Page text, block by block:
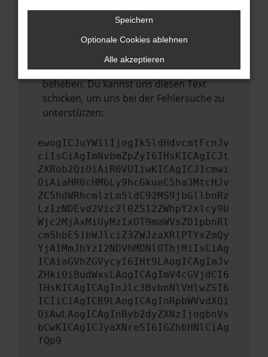
mehr unterstützt werden.
Wende dich an den Webseitenbetreiber.
Wenn du alle oben genannten Schritte
versucht hast, kontaktiere uns bitte. Wir
werden versuchen, das Problem zu
beheben. Du kannst uns diesen Text
schicken, um uns bei der Fehlersuche zu
unterstützen:
ewogICJuYW1lIjogIk5ldHdvcmtFcnJv
ciIsCiAgImNvbmZpZyI6IHsKICAgICJt
ZXRob2QiOiAiR0VUIiwKICAgICJ1cmwi
OiAiaHR0cHM6Ly9hcGkueC5ha3MtcHJv
ZC5hdWRhcmlzLm5ldC92MS9jbGllbnRz
LzIzNDEvd2Vic2l0ZS12ZWhpY2xlcy9U
Wjc2MjAxMiUyMzIxOT9maWVsZD1pbnRl
cm5hbE51bWJlciZ3ZWJzaXRlPTYxZmQy
YjA1MmJhYzI2NDVhMDNlOThjMiIsCiAg
ICAiaGVhZGVycyI6IHt9LAogICAgImJv
ZHkiOiBudWxsLAogICAgImV4cGVjdCI6
IHsKICAgICAgInJlc3BvbnNlVHlwZSI6
ICIiCiAgICB9LAogICAgInRpbWVvdXQi
OiAwLAogICAgInByb2dyZXNzIjogbnVs
bCwKICAgICJyaXNreSI6IGZhbHNlCiAg
fQp9
Speichern
Optionale Cookies ablehnen
Alle akzeptieren